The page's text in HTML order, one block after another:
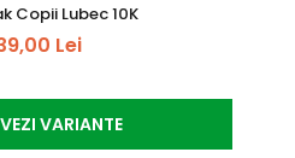
Copii Lubec 10K
Lei
VEZI VARIANTE